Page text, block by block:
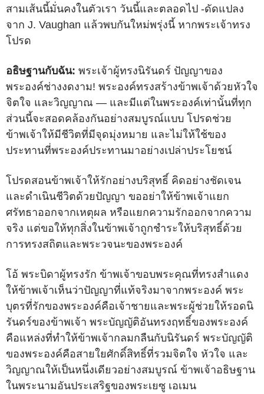
สามเส้นนี้มั่นคงในตัวเรา วันนี้และตลอดไป -ดัดแปลง
จาก J. Vaughan แล้วพบกันใหม่พรุ่งนี้ หากพระเจ้าทรง
โปรด
อธิษฐานกับฉัน: พระเจ้าผู้ทรงนิรันดร์ ปัญญาของ
พระองค์ช่างงดงาม! พระองค์ทรงสร้างข้าพเจ้าด้วยหัวใจ
จิตใจ และวิญญาณ — และมีแต่ในพระองค์เท่านั้นที่ทุก
ส่วนนี้จะสอดคล้องกันอย่างสมบูรณ์แบบ โปรดช่วย
ข้าพเจ้าให้มีชีวิตที่มีจุดมุ่งหมาย และไม่ให้ใช้ของ
ประทานที่พระองค์ประทานมาอย่างเปล่าประโยชน์
โปรดสอนข้าพเจ้าให้รักอย่างบริสุทธิ์ คิดอย่างชัดเจน
และดำเนินชีวิตด้วยปัญญา ขออย่าให้ข้าพเจ้าแยก
ศรัทธาออกจากเหตุผล หรือแยกความรักออกจากความ
จริง แต่ขอให้ทุกสิ่งในข้าพเจ้าถูกชำระให้บริสุทธิ์ด้วย
การทรงสถิตและพระวจนะของพระองค์
โอ้ พระบิดาผู้ทรงรัก ข้าพเจ้าขอบพระคุณที่ทรงสำแดง
ให้ข้าพเจ้าเห็นว่าปัญญาที่แท้จริงมาจากพระองค์ พระ
บุตรที่รักของพระองค์คือเจ้าชายและพระผู้ช่วยให้รอดนิ
รันดร์ของข้าพเจ้า พระบัญญัติอันทรงฤทธิ์ของพระองค์
คือแหล่งที่ทำให้ข้าพเจ้ากลมกลืนกับนิรันดร์ พระบัญญัติ
ของพระองค์คือสายใยศักดิ์สิทธิ์ที่รวมจิตใจ หัวใจ และ
วิญญาณให้เป็นหนึ่งเดียวอย่างสมบูรณ์ ข้าพเจ้าอธิษฐาน
ในพระนามอันประเสริฐของพระเยซู เอเมน